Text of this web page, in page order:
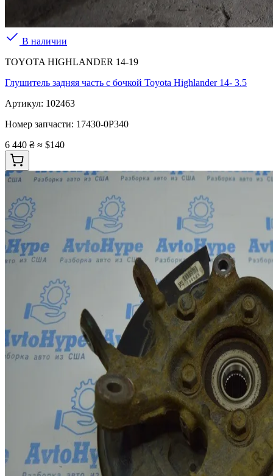
В наличии
TOYOTA HIGHLANDER 14-19
Глушитель задняя часть с бочкой Toyota Highlander 14- 3.5
Артикул: 102463
Номер запчасти: 17430-0P340
6 440 ₴ ≈ $140